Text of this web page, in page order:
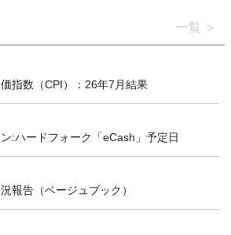
一覧
指数（CPI）：26年7月結果
:ハードフォーク「eCash」予定日
報告（ベージュブック）